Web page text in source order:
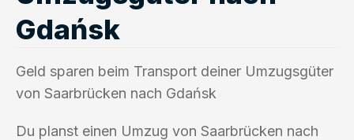
Gdańsk
Geld sparen beim Transport deiner Umzugsgüter
von Saarbrücken nach Gdańsk
Du planst einen Umzug von Saarbrücken nach